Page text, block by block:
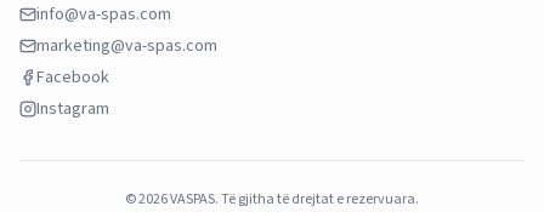
info@va-spas.com
marketing@va-spas.com
Facebook
Instagram
©2026VASPAS.Të gjitha të drejtat e rezervuara.